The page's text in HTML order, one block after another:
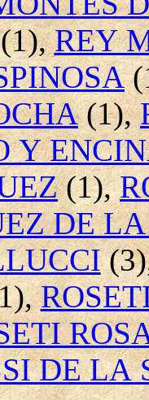
REY
(1),
Y
(1),
DE
DE LA